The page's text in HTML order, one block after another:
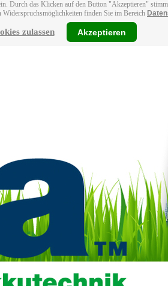
Durch das Klicken auf den Button "Akzeptieren"
finden Sie im Bereich
zulassen Akzeptieren